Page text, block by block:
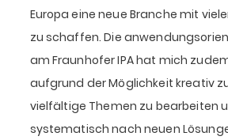
Europa eine neue Branche mit
zu schaffen. Die
am Fraunhofer IPA hat mich
aufgrund der Möglichkeit kreativ
vielfältige Themen zu bearbeiten
systematisch nach neuen